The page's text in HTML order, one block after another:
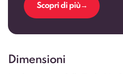
Scopri di più
Dimensioni